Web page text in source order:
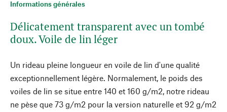
Informations générales
Délicatement transparent avec un tombé
doux. Voile de lin léger
Un rideau pleine longueur en voile de lin d'une qualité
exceptionnellement légère. Normalement, le poids des
voiles de lin se situe entre 140 et 160 g/m2, notre rideau
ne pèse que 73 g/m2 pour la version naturelle et 92 g/m2